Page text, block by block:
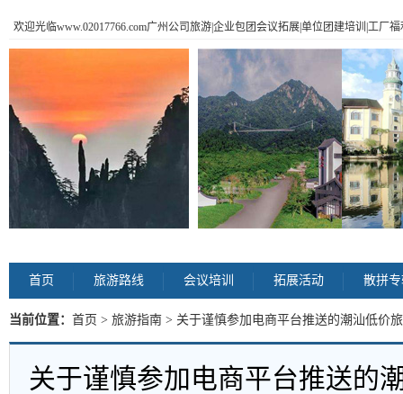
欢迎光临www.02017766.com广州公司旅游|企业包团会议拓展|单位团建培训|工厂
首页 旅游路线 会议培训 拓展活动 散拼
当前位置： 首页 > 旅游指南 > 关于谨慎参加电商平台推送的潮汕低价
关于谨慎参加电商平台推送的